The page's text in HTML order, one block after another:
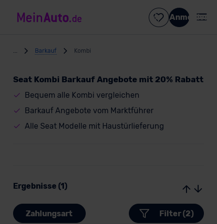
Anmelden
Barkauf Kombi
Seat Kombi Barkauf Angebote mit 20% Rabatt
Bequem alle Kombi vergleichen
Barkauf Angebote vom Marktführer
Alle Seat Modelle mit Haustürlieferung
Ergebnisse (1)
Zahlungsart Filter (2)